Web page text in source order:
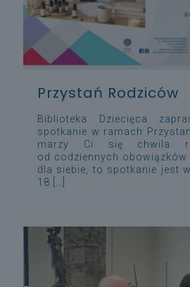
Przystań Rodziców
Biblioteka Dziecięca
spotkanie w ramach
marzy Ci się chwila
od codziennych
dla siebie, to spotkanie jest
18